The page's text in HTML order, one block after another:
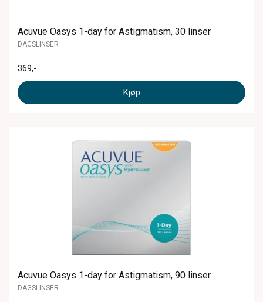
Acuvue Oasys 1-day for Astigmatism, 30 linser
DAGSLINSER
369,-
Kjøp
Acuvue Oasys 1-day for Astigmatism, 90 linser
DAGSLINSER